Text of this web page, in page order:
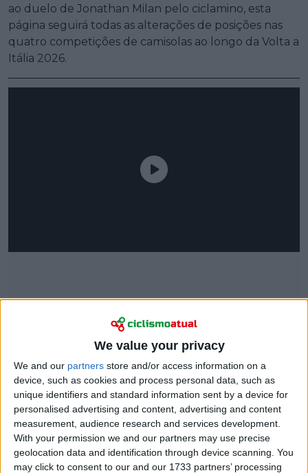
We value your privacy
We and our partners store and/or access information on a
device, such as cookies and process personal data, such as
unique identifiers and standard information sent by a device for
personalised advertising and content, advertising and content
measurement, audience research and services development.
With your permission we and our partners may use precise
geolocation data and identification through device scanning. You
may click to consent to our and our 1733 partners’ processing
ao duelo de Jonathan Milan pelo ciclamino, esta
página seguirá todas as alterações de posições nas
quatro competições de camisolas ao longo da Volta a
Itália 2026.
Classificação Geral após a 21ª
etapa